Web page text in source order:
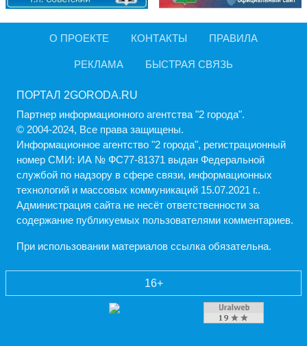
О ПРОЕКТЕ КОНТАКТЫ ПРАВИЛА
РЕКЛАМА БЫСТРАЯ СВЯЗЬ
ПОРТАЛ 2GORODA.RU
Партнер информационного агентства "2 города".
© 2004-2024, Все права защищены.
Информационное агентство "2 города", регистрационный
номер СМИ: ИА № ФС77-81371 выдан Федеральной
службой по надзору в сфере связи, информационных
технологий и массовых коммуникаций 15.07.2021 г..
Администрация cайта не несёт ответственности за
содержание публикуемых пользователями комментариев.
При использовании материалов ссылка обязательна.
16+